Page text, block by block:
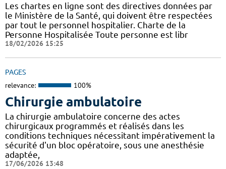
Les chartes en ligne sont des directives données par
le Ministère de la Santé, qui doivent être respectées
par tout le personnel hospitalier. Charte de la
Personne Hospitalisée Toute personne est libr
18/02/2026 15:25
PAGES
relevance: 100%
Chirurgie ambulatoire
La chirurgie ambulatoire concerne des actes
chirurgicaux programmés et réalisés dans les
conditions techniques nécessitant impérativement la
sécurité d'un bloc opératoire, sous une anesthésie
adaptée,
17/06/2026 13:48